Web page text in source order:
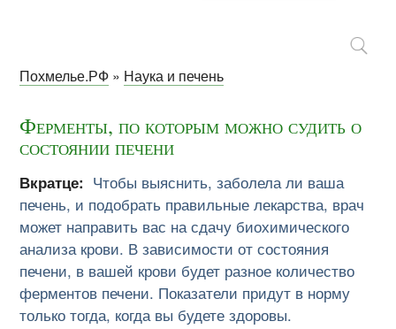
Похмелье.РФ » Наука и печень
Ферменты, по которым можно судить о
состоянии печени
Вкратце: Чтобы выяснить, заболела ли ваша
печень, и подобрать правильные лекарства, врач
может направить вас на сдачу биохимического
анализа крови. В зависимости от состояния
печени, в вашей крови будет разное количество
ферментов печени. Показатели придут в норму
только тогда, когда вы будете здоровы.